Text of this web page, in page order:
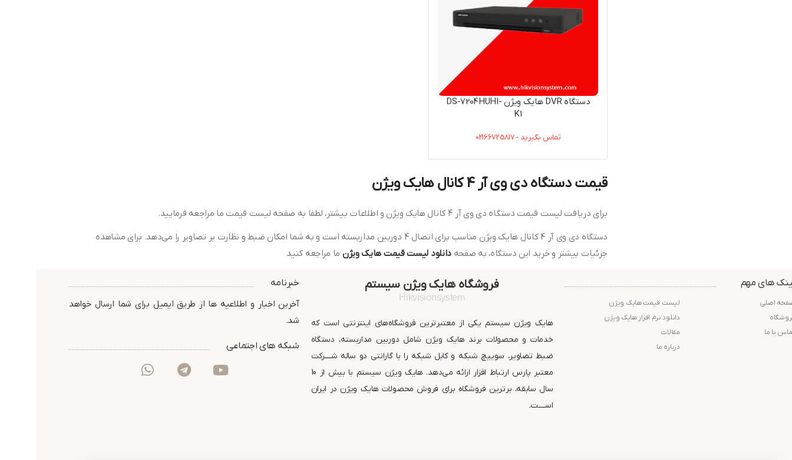
دستگاه DVR هایک ویژن DS-7204HUHI-
K1
تماس بگیرید - 02166725817
قیمت دستگاه دی وی آر 4 کانال هایک ویژن
برای دریافت لیست قیمت دستگاه دی وی آر 4 کانال هایک ویژن و اطلاعات بیشتر، لطفا به صفحه لیست قیمت ما مراجعه فرمایید.
دستگاه دی وی آر 4 کانال هایک ویژن مناسب برای اتصال 4 دوربین مداربسته است و به شما امکان ضبط و نظارت بر تصاویر را می‌دهد. برای مشاهده
جزئیات بیشتر و خرید این دستگاه، به صفحه دانلود لیست قیمت هایک ویژن ما مراجعه کنید
های مهم
اصلی
با ما
لیست قیمت هایک ویژن
دانلود نرم افزار هایک ویژن
مقالات
درباره ما
فروشگاه هایک ویژن سیستم
Hikvisionsystem
هایک ویژن سیستم یکی از معتبرترین فروشگاه‌های اینترنتی است که
خدمات و محصولات برند هایک ویژن شامل دوربین مداربسته، دستگاه
ضبط تصاویر، سوییچ شبکه و کابل شبکه را با گارانتی دو ساله شــــرکت
معتبر پارس ارتباط افزار ارائه می‌دهد. هایک ویژن سیستم با بیش از 10
سال سابقه، برترین فروشگاه برای فروش محصولات هایک ویژن در ایران
اســــت.
خبرنامه
آخرین اخبار و اطلاعیه ها از طریق ایمیل برای شما ارسال خواهد
شد.
شبکه های اجتماعی